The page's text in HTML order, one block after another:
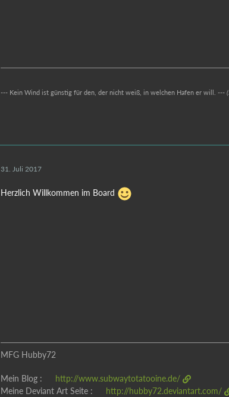
--- Kein Wind ist günstig für den, der nicht weiß, in welchen Hafen er will. ---
31. Juli 2017
Herzlich Willkommen im Board
MFG Hubby72
Mein Blog :
http://www.subwaytotatooine.de/
Meine Deviant Art Seite :
http://hubby72.deviantart.com/